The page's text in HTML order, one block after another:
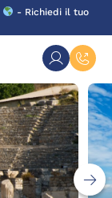
- Richiedi il tuo